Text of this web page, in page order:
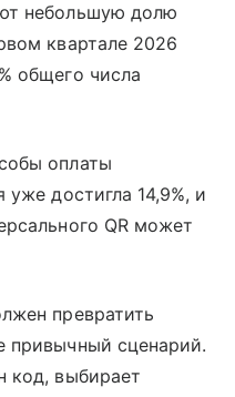
небольшую долю
квартале 2026
общего числа
оплаты
уже достигла 14,9%, и
QR может
превратить
привычный сценарий.
код, выбирает